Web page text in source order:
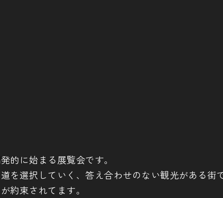
的に始まる展覧会です。
選択していく、答え合わせのない観光がある街で
約束されてます。